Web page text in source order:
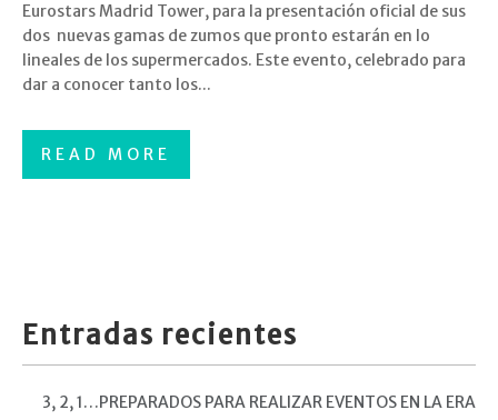
Eurostars Madrid Tower, para la presentación oficial de sus
dos nuevas gamas de zumos que pronto estarán en lo
lineales de los supermercados. Este evento, celebrado para
dar a conocer tanto los...
READ MORE
Entradas recientes
3, 2, 1…PREPARADOS PARA REALIZAR EVENTOS EN LA ERA